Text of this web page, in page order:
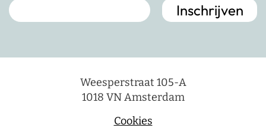
Weesperstraat 105-A
1018 VN Amsterdam
Cookies